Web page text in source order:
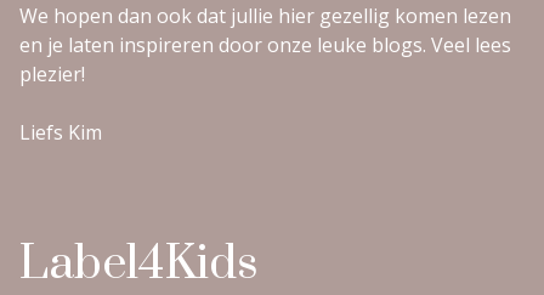
We hopen dan ook dat jullie hier gezellig komen lezen
en je laten inspireren door onze leuke blogs. Veel lees
plezier!
Liefs Kim
Label4Kids